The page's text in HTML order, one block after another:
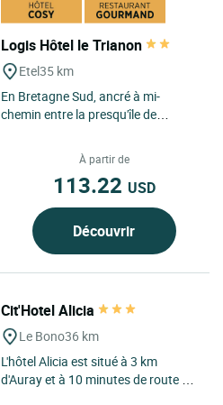
Logis Hôtel le Trianon
Etel35 km
En Bretagne Sud, ancré à mi-
chemin entre la presqu'île de
plaisance d'Etel, à 5...
À partir de
113.22 USD
Découvrir
Cit'Hotel Alicia
Le Bono36 km
L'hôtel Alicia est situé à 3 km
d'Auray et à 10 minutes de route de